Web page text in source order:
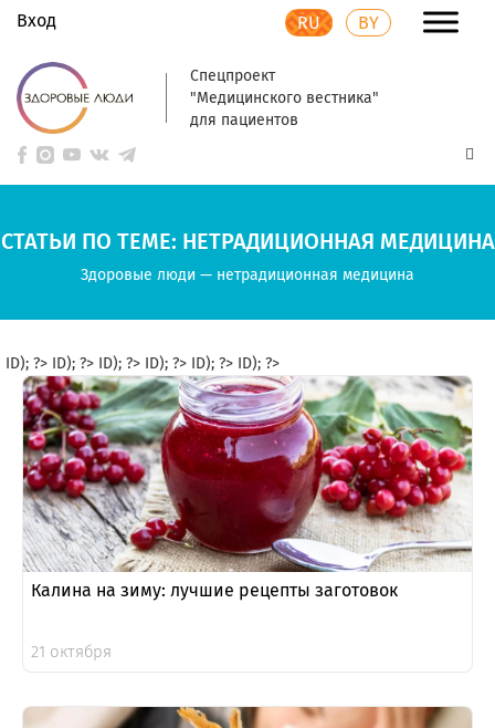
Вход RU BY
Спецпроект
"Медицинского вестника"
для пациентов
СТАТЬИ ПО ТЕМЕ: НЕТРАДИЦИОННАЯ МЕДИЦИНА
Здоровые люди — нетрадиционная медицина
ID); ?>
Калина на зиму: лучшие рецепты заготовок
21 октября
ID); ?> ID); ?> ID); ?> ID); ?> ID); ?>